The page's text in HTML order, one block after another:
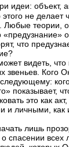
идеи: объект,
этого не
Любые теории,
что
видеть,
звеньев. Кого
показывает,
это как
и личными, как
лишь
о спасении